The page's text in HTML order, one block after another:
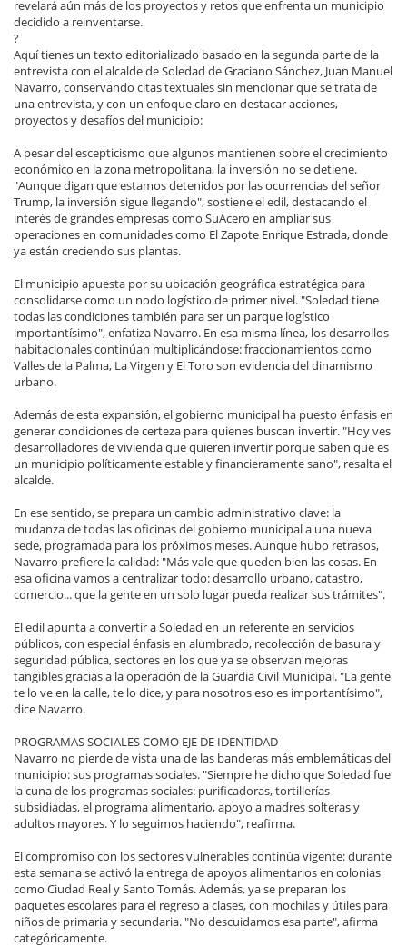
revelará aún más de los proyectos y retos que enfrenta un municipio
decidido a reinventarse.
?
Aquí tienes un texto editorializado basado en la segunda parte de la
entrevista con el alcalde de Soledad de Graciano Sánchez, Juan Manuel
Navarro, conservando citas textuales sin mencionar que se trata de
una entrevista, y con un enfoque claro en destacar acciones,
proyectos y desafíos del municipio:
A pesar del escepticismo que algunos mantienen sobre el crecimiento
económico en la zona metropolitana, la inversión no se detiene.
"Aunque digan que estamos detenidos por las ocurrencias del señor
Trump, la inversión sigue llegando", sostiene el edil, destacando el
interés de grandes empresas como SuAcero en ampliar sus
operaciones en comunidades como El Zapote Enrique Estrada, donde
ya están creciendo sus plantas.
El municipio apuesta por su ubicación geográfica estratégica para
consolidarse como un nodo logístico de primer nivel. "Soledad tiene
todas las condiciones también para ser un parque logístico
importantísimo", enfatiza Navarro. En esa misma línea, los desarrollos
habitacionales continúan multiplicándose: fraccionamientos como
Valles de la Palma, La Virgen y El Toro son evidencia del dinamismo
urbano.
Además de esta expansión, el gobierno municipal ha puesto énfasis en
generar condiciones de certeza para quienes buscan invertir. "Hoy ves
desarrolladores de vivienda que quieren invertir porque saben que es
un municipio políticamente estable y financieramente sano", resalta el
alcalde.
En ese sentido, se prepara un cambio administrativo clave: la
mudanza de todas las oficinas del gobierno municipal a una nueva
sede, programada para los próximos meses. Aunque hubo retrasos,
Navarro prefiere la calidad: "Más vale que queden bien las cosas. En
esa oficina vamos a centralizar todo: desarrollo urbano, catastro,
comercio... que la gente en un solo lugar pueda realizar sus trámites".
El edil apunta a convertir a Soledad en un referente en servicios
públicos, con especial énfasis en alumbrado, recolección de basura y
seguridad pública, sectores en los que ya se observan mejoras
tangibles gracias a la operación de la Guardia Civil Municipal. "La gente
te lo ve en la calle, te lo dice, y para nosotros eso es importantísimo",
dice Navarro.
PROGRAMAS SOCIALES COMO EJE DE IDENTIDAD
Navarro no pierde de vista una de las banderas más emblemáticas del
municipio: sus programas sociales. "Siempre he dicho que Soledad fue
la cuna de los programas sociales: purificadoras, tortillerías
subsidiadas, el programa alimentario, apoyo a madres solteras y
adultos mayores. Y lo seguimos haciendo", reafirma.
El compromiso con los sectores vulnerables continúa vigente: durante
esta semana se activó la entrega de apoyos alimentarios en colonias
como Ciudad Real y Santo Tomás. Además, ya se preparan los
paquetes escolares para el regreso a clases, con mochilas y útiles para
niños de primaria y secundaria. "No descuidamos esa parte", afirma
categóricamente.